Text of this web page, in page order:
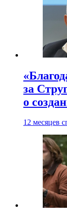
за
о
12 месяцев